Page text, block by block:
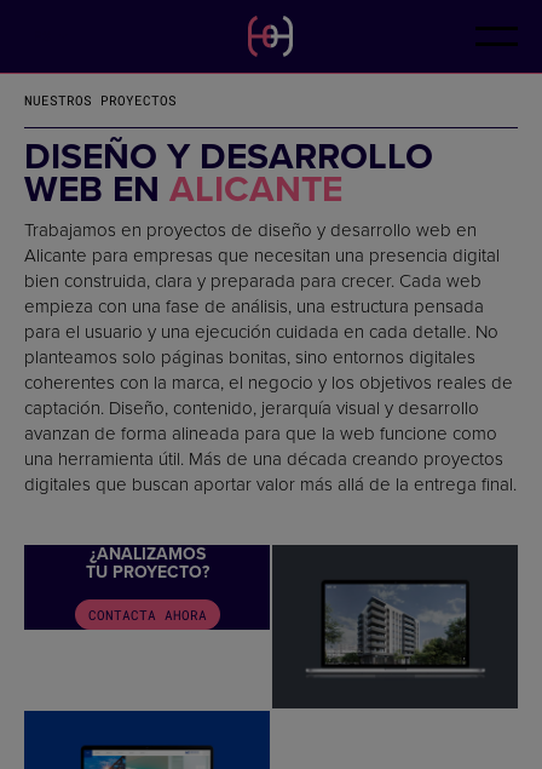
FR
DE
IT
PT
CONTACTO
NUESTROS PROYECTOS
DISEÑO Y DESARROLLO
WEB EN ALICANTE
Trabajamos en proyectos de diseño y desarrollo web en
Alicante para empresas que necesitan una presencia digital
bien construida, clara y preparada para crecer. Cada web
empieza con una fase de análisis, una estructura pensada
para el usuario y una ejecución cuidada en cada detalle. No
planteamos solo páginas bonitas, sino entornos digitales
coherentes con la marca, el negocio y los objetivos reales de
captación. Diseño, contenido, jerarquía visual y desarrollo
avanzan de forma alineada para que la web funcione como
una herramienta útil. Más de una década creando proyectos
digitales que buscan aportar valor más allá de la entrega final.
¿ANALIZAMOS
TU PROYECTO?
CONTACTA AHORA